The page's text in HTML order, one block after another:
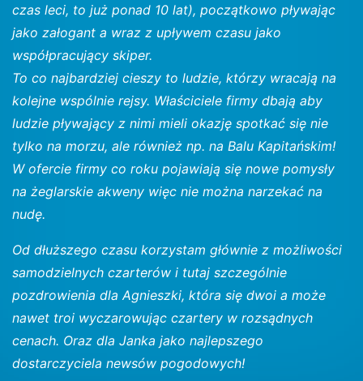
czas leci, to już ponad 10 lat), początkowo pływając
jako załogant a wraz z upływem czasu jako
współpracujący skiper.
To co najbardziej cieszy to ludzie, którzy wracają na
kolejne wspólnie rejsy. Właściciele firmy dbają aby
ludzie pływający z nimi mieli okazję spotkać się nie
tylko na morzu, ale również np. na Balu Kapitańskim!
W ofercie firmy co roku pojawiają się nowe pomysły
na żeglarskie akweny więc nie można narzekać na
nudę.
Od dłuższego czasu korzystam głównie z możliwości
samodzielnych czarterów i tutaj szczególnie
pozdrowienia dla Agnieszki, która się dwoi a może
nawet troi wyczarowując czartery w rozsądnych
cenach. Oraz dla Janka jako najlepszego
dostarczyciela newsów pogodowych!